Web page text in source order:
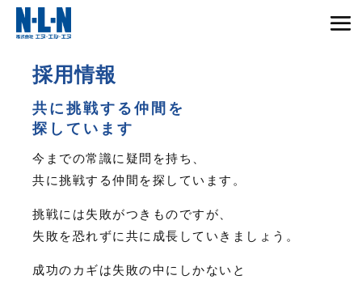
採用情報
共に挑戦する仲間を
探しています
今までの常識に疑問を持ち、
共に挑戦する仲間を探しています。
挑戦には失敗がつきものですが、
失敗を恐れずに共に成長していきましょう。
成功のカギは失敗の中にしかないと